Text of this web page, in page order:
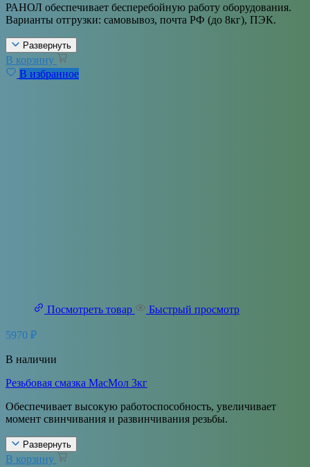
РАНОЛ обеспечивает бесперебойную работу оборудования.
Варианты отгрузки: самовывоз, почта РФ (до 8кг), ПЭК.
Развернуть
В корзину
В избранное
Посмотреть товар Быстрый просмотр
5970 ₽
В наличии
Резьбовая смазка МасМол 3кг
Обеспечивает высокую работоспособность, увеличивает
момент свинчивания и развинчивания резьбы.
Развернуть
В корзину